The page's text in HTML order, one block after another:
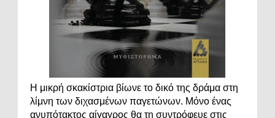
Η μικρή σκακίστρια βίωνε το δικό της δράμα στη
λίμνη των διχασμένων παγετώνων. Μόνο ένας
ανυπότακτος αίγαγρος θα τη συντρόφευε στις